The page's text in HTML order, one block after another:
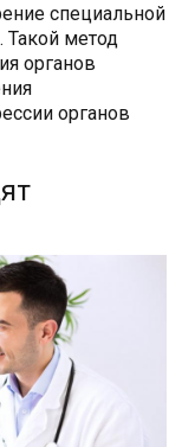
специальной
Такой метод
органов
органов